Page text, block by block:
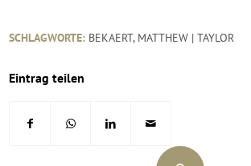
SCHLAGWORTE: BEKAERT, MATTHEW | TAYLOR
Eintrag teilen